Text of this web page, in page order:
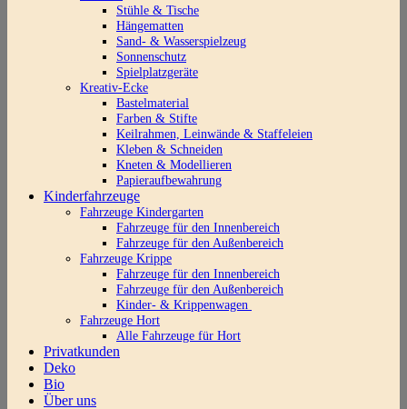
Stühle & Tische
Hängematten
Sand- & Wasserspielzeug
Sonnenschutz
Spielplatzgeräte
Kreativ-Ecke
Bastelmaterial
Farben & Stifte
Keilrahmen, Leinwände & Staffeleien
Kleben & Schneiden
Kneten & Modellieren
Papieraufbewahrung
Kinderfahrzeuge
Fahrzeuge Kindergarten
Fahrzeuge für den Innenbereich
Fahrzeuge für den Außenbereich
Fahrzeuge Krippe
Fahrzeuge für den Innenbereich
Fahrzeuge für den Außenbereich
Kinder- & Krippenwagen
Fahrzeuge Hort
Alle Fahrzeuge für Hort
Privatkunden
Deko
Bio
Über uns